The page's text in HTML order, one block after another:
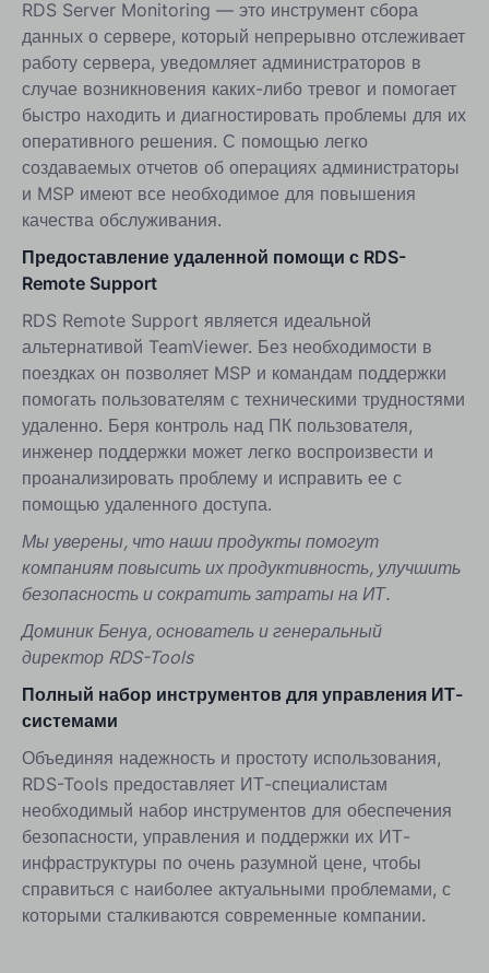
RDS Server Monitoring — это инструмент сбора
данных о сервере, который непрерывно отслеживает
работу сервера, уведомляет администраторов в
случае возникновения каких-либо тревог и помогает
быстро находить и диагностировать проблемы для их
оперативного решения. С помощью легко
создаваемых отчетов об операциях администраторы
и MSP имеют все необходимое для повышения
качества обслуживания.
Предоставление удаленной помощи с RDS-
Remote Support
RDS Remote Support является идеальной
альтернативой TeamViewer. Без необходимости в
поездках он позволяет MSP и командам поддержки
помогать пользователям с техническими трудностями
удаленно. Беря контроль над ПК пользователя,
инженер поддержки может легко воспроизвести и
проанализировать проблему и исправить ее с
помощью удаленного доступа.
Мы уверены, что наши продукты помогут
компаниям повысить их продуктивность, улучшить
безопасность и сократить затраты на ИТ.
Доминик Бенуа, основатель и генеральный
директор RDS-Tools
Полный набор инструментов для управления ИТ-
системами
Объединяя надежность и простоту использования,
RDS-Tools предоставляет ИТ-специалистам
необходимый набор инструментов для обеспечения
безопасности, управления и поддержки их ИТ-
инфраструктуры по очень разумной цене, чтобы
справиться с наиболее актуальными проблемами, с
которыми сталкиваются современные компании.